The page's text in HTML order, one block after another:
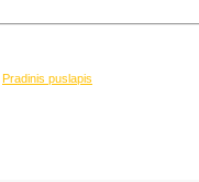
Pradinis puslapis